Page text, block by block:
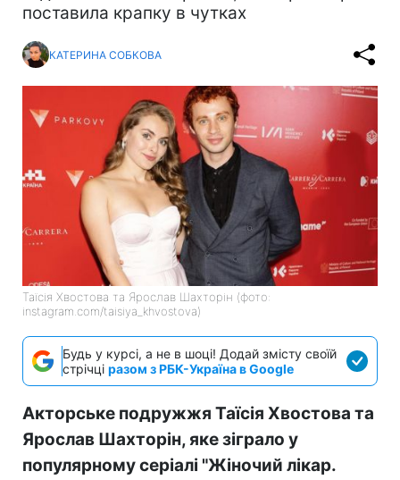
поставила крапку в чутках
КАТЕРИНА СОБКОВА
Таїсія Хвостова та Ярослав Шахторін (фото:
instagram.com/taisiya_khvostova)
Будь у курсі, а не в шоці! Додай змісту своїй
стрічці разом з РБК-Україна в Google
Акторське подружжя Таїсія Хвостова та
Ярослав Шахторін, яке зіграло у
популярному серіалі "Жіночий лікар.